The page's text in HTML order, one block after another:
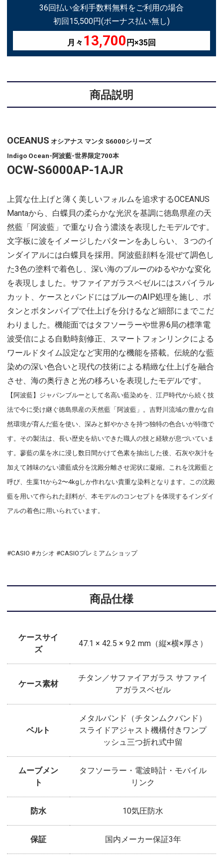
36回払い金利手数料無料をご利用の場合
初回15,500円(ボーナス払い無し)
月々 13,700 円×35回
商品説明
OCEANUS オシアナス マンタ S6000シリーズ
Indigo Ocean-阿波藍-世界限定700本
OCW-S6000AP-1AJR
上質な仕上げと薄く美しいフォルムを追求するOCEANUS
Mantaから、白蝶貝の柔らかな光沢を基調に徳島県産の天
然藍「阿波藍」で重なり合う濃淡を表現したモデルです。
文字板に波をイメージしたパターンをあしらい、３つのイ
ンダイアルには白蝶貝を採用。阿波藍顔料を混ぜて調色し
た3色の塗料で着色し、深い海のブルーのゆるやかな変化
を表現しました。サファイアガラスベゼルにはスパイラル
カット、ケースとバンドにはブルーのAIP処理を施し、ボ
タンとボタンパイプで仕上げを分けるなど細部にまでこだ
わりました。機能面ではタフソーラーや世界6局の標準電
波受信による自動時刻修正、スマートフォンリンクによる
ワールドタイム設定など実用的な機能を搭載。伝統的な藍
染めの深い色合いと現代の技術による精緻な仕上げを融合
させ、海の奥行きと光の移ろいを表現したモデルです。
【阿波藍】ジャパンブルーとして名高い藍染めを、江戸時代から続く技
法で今に受け継ぐ徳島県産の天然藍「阿波藍」。吉野川流域の豊かな自
然環境が育んだ藍を使い、深みと鮮やかさを持つ独特の色合いが特徴で
す。その製法は、長い歴史を紡いできた職人の技と経験が息づいていま
す。蓼藍の葉を水に浸し数日間かけて色素を抽出した後、石灰や灰汁を
加えて雑味のない濃藍成分を沈殿分離させ泥状に凝縮。これを沈殿藍と
呼び、生葉1tから2〜4kgしか作れない貴重な染料となります。この沈殿
藍を用いて作られた顔料が、本モデルのコンセプトを体現するインダイ
アルの着色に用いられています。
#CASIO #カシオ #CASIOプレミアムショップ
商品仕様
ケースサイ
ズ
47.1 × 42.5 × 9.2 mm（縦×横×厚さ）
ケース素材
チタン／サファイアガラス サファイ
アガラスベゼル
ベルト
メタルバンド（チタンムクバンド）
スライドアジャスト機構付きワンプ
ッシュ三つ折れ式中留
ムーブメン
ト
タフソーラー・電波時計・モバイル
リンク
防水 10気圧防水
保証 国内メーカー保証3年